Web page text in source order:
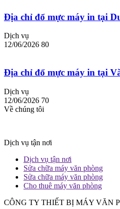
Địa chỉ đổ mực máy in tại
Dịch vụ
12/06/2026 80
Địa chỉ đổ mực máy in tại
Dịch vụ
12/06/2026 70
Về chúng tôi
Dịch vụ tận nơi
Dịch vụ tận nơi
Sửa chữa máy văn phòng
Sửa chữa máy văn phòng
Cho thuê máy văn phòng
CÔNG TY THIẾT BỊ MÁY VĂN